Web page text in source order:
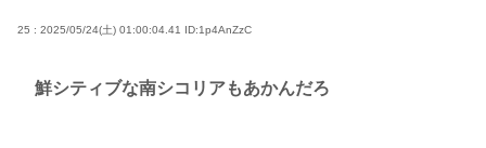
25 : 2025/05/24(土) 01:00:04.41 ID:1p4AnZzC
鮮シティブな南シコリアもあかんだろ